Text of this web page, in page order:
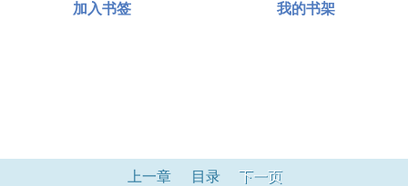
加入书签 我的书架
上一章 目录 下一页